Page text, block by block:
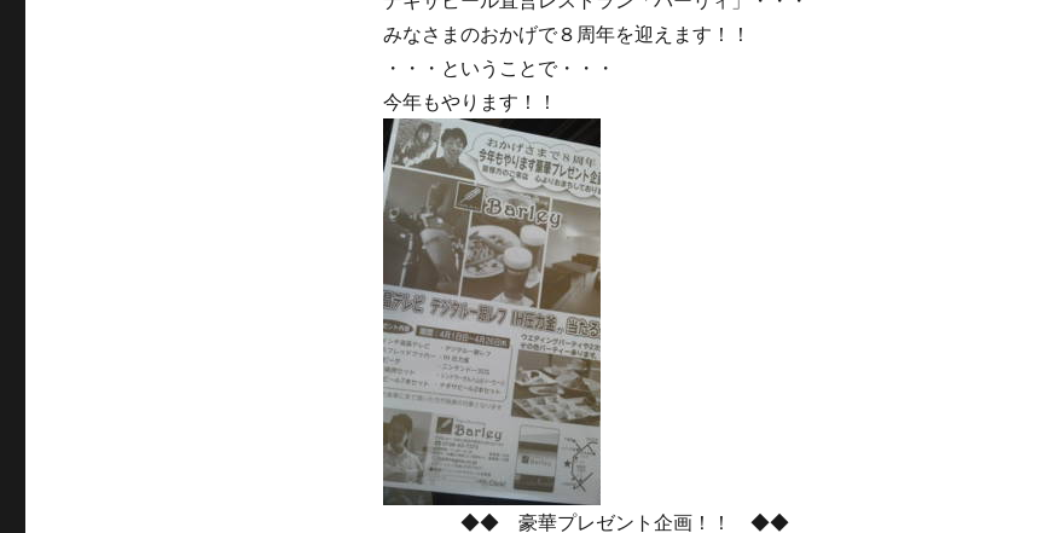
みなさまのおかげで８周年を迎えます！！
・・・ということで・・・
今年もやります！！
◆◆ 豪華プレゼント企画！！ ◆◆